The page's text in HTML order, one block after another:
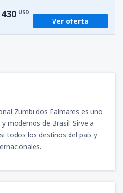
430 USD
Ver oferta
Zumbi dos Palmares es uno
modernos de Brasil. Sirve a
todos los destinos del país y